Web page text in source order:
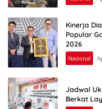
Kinerja
Popular
2026
Nasional
Jadwal
Berkat